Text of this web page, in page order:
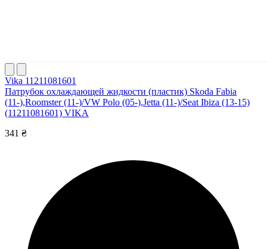
Vika 11211081601
Патрубок охлаждающей жидкости (пластик) Skoda Fabia
(11-),Roomster (11-)/VW Polo (05-),Jetta (11-)/Seat Ibiza (13-15)
(11211081601) VIKA
341 ₴